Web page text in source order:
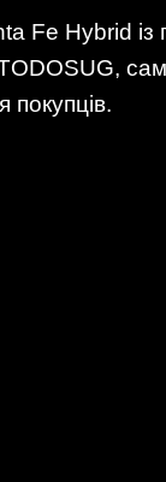
Fe Hybrid
покупців.